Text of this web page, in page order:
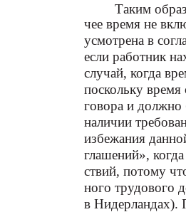
Таким
чее время не
усмотрена в
если работник
случай, когда
поскольку
говора и должно
наличии
избежания
глашений»,
ствий, потому
ного трудового
в Нидерландах).